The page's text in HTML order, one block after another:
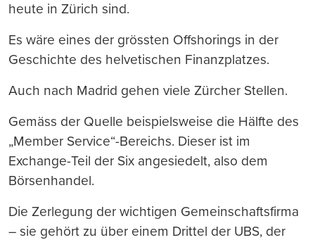
heute in Zürich sind.
Es wäre eines der grössten Offshorings in der
Geschichte des helvetischen Finanzplatzes.
Auch nach Madrid gehen viele Zürcher Stellen.
Gemäss der Quelle beispielsweise die Hälfte des
„Member Service“-Bereichs. Dieser ist im
Exchange-Teil der Six angesiedelt, also dem
Börsenhandel.
Die Zerlegung der wichtigen Gemeinschaftsfirma
– sie gehört zu über einem Drittel der UBS, der